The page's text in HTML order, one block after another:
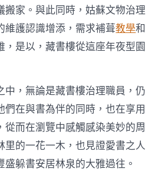
搬家。與此同時，姑蘇文物治理
維護認識增添，需求補葺教學和
，是以，藏書樓從這座年夜型園
中，無論是藏書樓治理職員，仍
們在與書為伴的同時，也在享用
從而在瀏覽中感觸感染美妙的周
里的一花一木，也見證愛書之人
躲書安居林泉的大雅過往。